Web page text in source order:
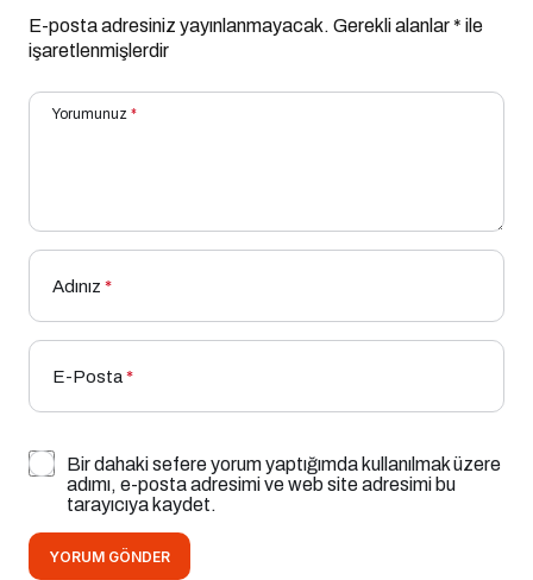
E-posta adresiniz yayınlanmayacak. Gerekli alanlar* ile
işaretlenmişlerdir
Yorumunuz *
Adınız *
E-Posta*
Bir dahaki sefere yorum yaptığımda kullanılmak üzere
adımı, e-posta adresimi ve web site adresimi bu
tarayıcıya kaydet.
YORUM GÖNDER